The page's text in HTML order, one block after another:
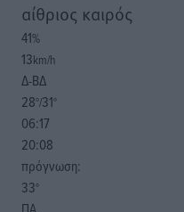
αίθριος καιρός
41%
13km/h
Δ-ΒΔ
28°/31°
06:17
20:08
πρόγνωση:
33°